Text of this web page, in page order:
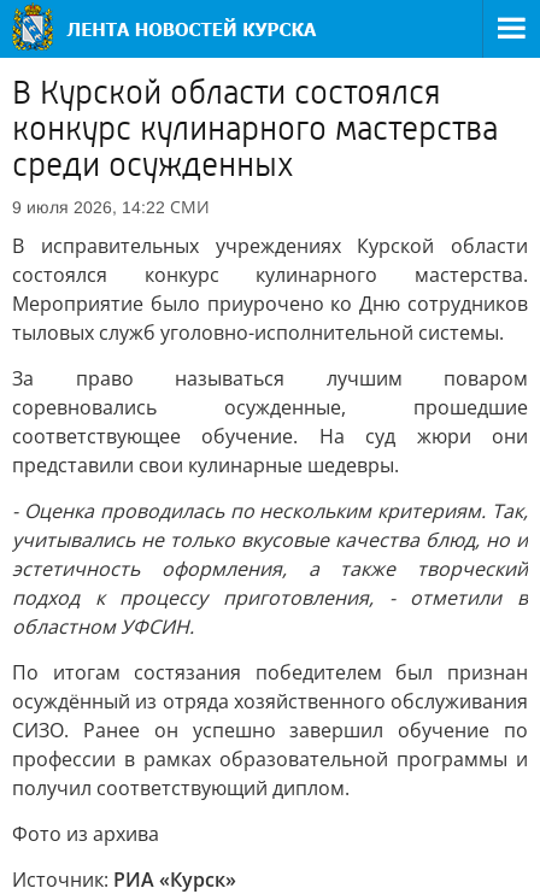
В Курской области состоялся
конкурс кулинарного мастерства
среди осужденных
9 июля 2026, 14:22 СМИ
В исправительных учреждениях Курской области
состоялся конкурс кулинарного мастерства.
Мероприятие было приурочено ко Дню сотрудников
тыловых служб уголовно-исполнительной системы.
За право называться лучшим поваром
соревновались осужденные, прошедшие
соответствующее обучение. На суд жюри они
представили свои кулинарные шедевры.
- Оценка проводилась по нескольким критериям. Так,
учитывались не только вкусовые качества блюд, но и
эстетичность оформления, а также творческий
подход к процессу приготовления, - отметили в
областном УФСИН.
По итогам состязания победителем был признан
осуждённый из отряда хозяйственного обслуживания
СИЗО. Ранее он успешно завершил обучение по
профессии в рамках образовательной программы и
получил соответствующий диплом.
Фото из архива
Источник: РИА «Курск»